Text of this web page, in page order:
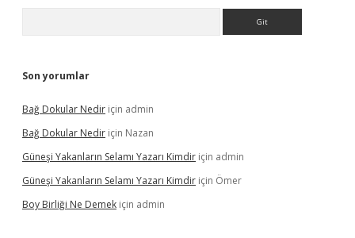
Son yorumlar
Bağ Dokular Nedir için admin
Bağ Dokular Nedir için Nazan
Güneşi Yakanların Selamı Yazarı Kimdir için admin
Güneşi Yakanların Selamı Yazarı Kimdir için Ömer
Boy Birliği Ne Demek için admin